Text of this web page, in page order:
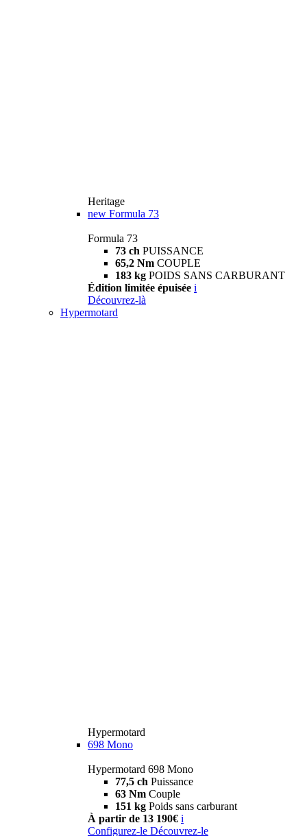
Heritage
new Formula 73
Formula 73
73 ch PUISSANCE
65,2 Nm COUPLE
183 kg POIDS SANS CARBURANT
Édition limitée épuisée i
Découvrez-là
Hypermotard
Hypermotard
698 Mono
Hypermotard 698 Mono
77,5 ch Puissance
63 Nm Couple
151 kg Poids sans carburant
À partir de 13 190€ i
Configurez-le Découvrez-le